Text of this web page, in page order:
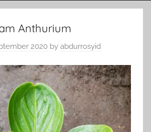
Anthurium
2020 by abdurrosyid